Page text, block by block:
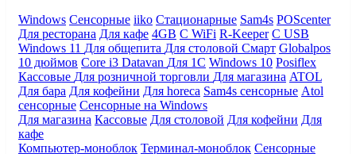
Windows Сенсорные iiko Стационарные Sam4s POScenter
Для ресторана Для кафе 4GB С WiFi R-Keeper С USB
Windows 11 Для общепита Для столовой Смарт Globalpos
10 дюймов Core i3 Datavan Для 1С Windows 10 Posiflex
Кассовые Для розничной торговли Для магазина ATOL
Для бара Для кофейни Для horeca Sam4s сенсорные Atol
сенсорные Сенсорные на Windows
Для магазина Кассовые Для столовой Для кофейни Для
кафе
Компьютер-моноблок Терминал-моноблок Сенсорные